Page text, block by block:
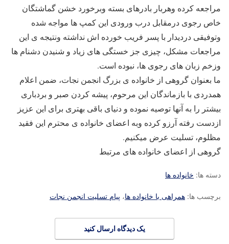
مراجعه کرده وهربار بادرهای بسته وبرخورد خشن گماشتگان
خاص رجوی درمقابل درب ورودی این کمپ ها مواجه شده
وتوفیقی دردیدار با پسر فریب خورده اش نداشته ونتیجه ی این
مراجعات مشکل، چیزی جز خستگی های زیاد و شنیدن دشنام ها
وزخم زبان های رجوی ها، نبوده است.
ما بعنوان گروهی از خانواده ی بزرگ انجمن نجات، ضمن اعلام
همدردی با بازماندگان این مرحوم، پیشه کردن صبر و بردباری
بیشتر را به آنها توصیه نموده و دنیای باقی بهتری برای این عزیز
ازدست رفته آرزو کرده وبه اعضای خانواده ی محترم این فقید
مظلوم، تسلیت عرض میکنیم.
گروهی از اعضای خانواده های مرتبط
دسته ها: خانواده ها
برچسب ها: همراهی با خانواده ها، پیام تسلیت انجمن نجات
یک دیدگاه ارسال کنید